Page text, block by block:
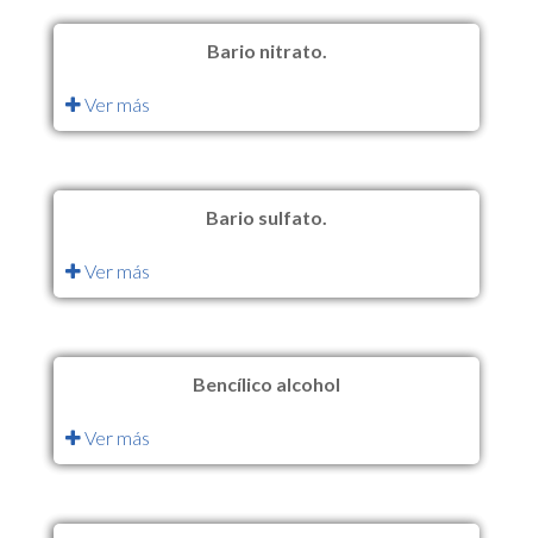
Bario nitrato.
Ver más
Bario sulfato.
Ver más
Bencílico alcohol
Ver más